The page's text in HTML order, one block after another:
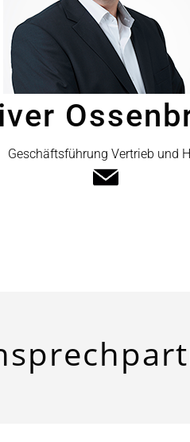
Geschäftsführung Vertrieb und